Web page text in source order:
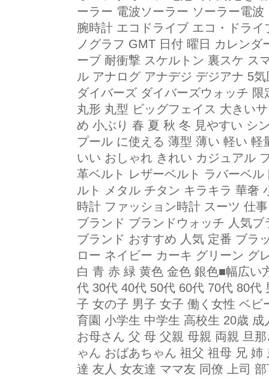
ーラー 電波ソーラー ソーラー電
腕時計 エコドライブ エコ・ドラ
ノグラフ GMT 日付 曜日 カレン
ーブ 耐衝撃 スケルトン 裏スケ ス
ル アナログ アナデジ デジアナ 5
ダイバーズ ダイバーズウォッチ
丸形 丸型 ビッグフェイス 大きい
め 小ぶり 春 夏 秋 冬 見やすい シ
プール に使える 薄型 薄い 軽い
いい おしゃれ きれい カジュアル
革ベルト レザーベルト ラバーベ
ルト メタル チタン キラキラ 華奢
時計 ファッション時計 スーツ 仕
ブランド ブランドウォッチ 人気
ブランド おすすめ 人気 定番 ブラ
ロー ネイビー カーキ グリーン グ
白 青 赤 緑 黄色 金色 銀色■幅広い
代 30代 40代 50代 60代 70代 80代
子 女の子 男子 女子 働く女性 ベ
育園 小学生 中学生 高校生 20歳
お母さん 父 母 父親 母親 両親 旦
ゃん おばあちゃん 祖父 祖母 兄
達 友人 女友達 ママ友 同僚 上司